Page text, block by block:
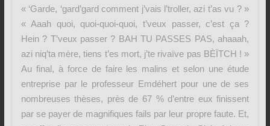
« ‘Garde, ‘gard’gard comment j’vais l’troller, azi t’as vu ? »
« Aaah quoi, quoi-quoi-quoi, t’veux passer, c’est ça ?
Hein ? T’veux passer ? BAH TU PASSES PAS, ahaaah,
azi niq’ta mère, tiens t’es mort, j’te rivaïve pas BÈÏTCH ! »
Au final, à force de faire les malins et selon une étude
entreprise par le professeur Emdéhert pour une de ses
nombreuses thèses, près de 67 % d’entre eux finissent
par se payer de magnifiques fails par leur propre faute. Et,